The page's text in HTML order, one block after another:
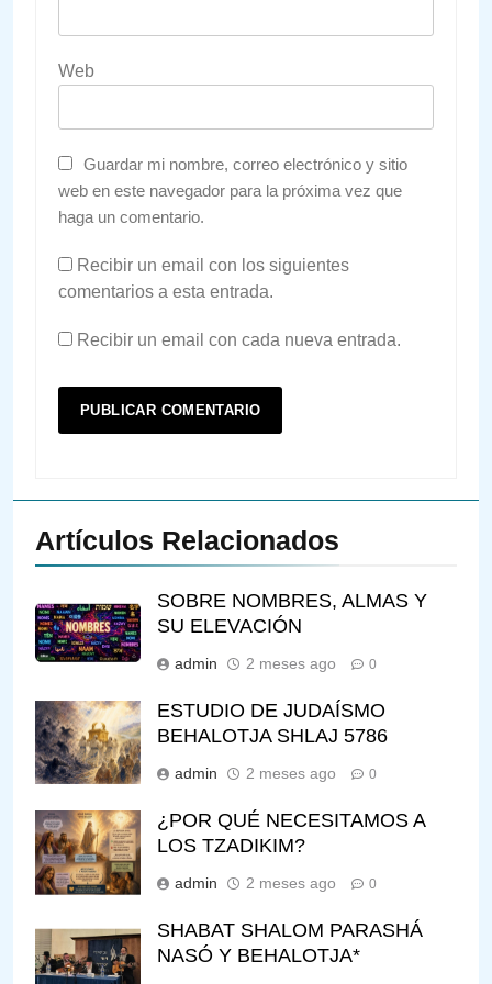
Web
Guardar mi nombre, correo electrónico y sitio
web en este navegador para la próxima vez que
haga un comentario.
Recibir un email con los siguientes
comentarios a esta entrada.
Recibir un email con cada nueva entrada.
Artículos Relacionados
SOBRE NOMBRES, ALMAS Y
SU ELEVACIÓN
admin 2 meses ago 0
ESTUDIO DE JUDAÍSMO
BEHALOTJA SHLAJ 5786
admin 2 meses ago 0
¿POR QUÉ NECESITAMOS A
LOS TZADIKIM?
admin 2 meses ago 0
SHABAT SHALOM PARASHÁ
NASÓ Y BEHALOTJA*